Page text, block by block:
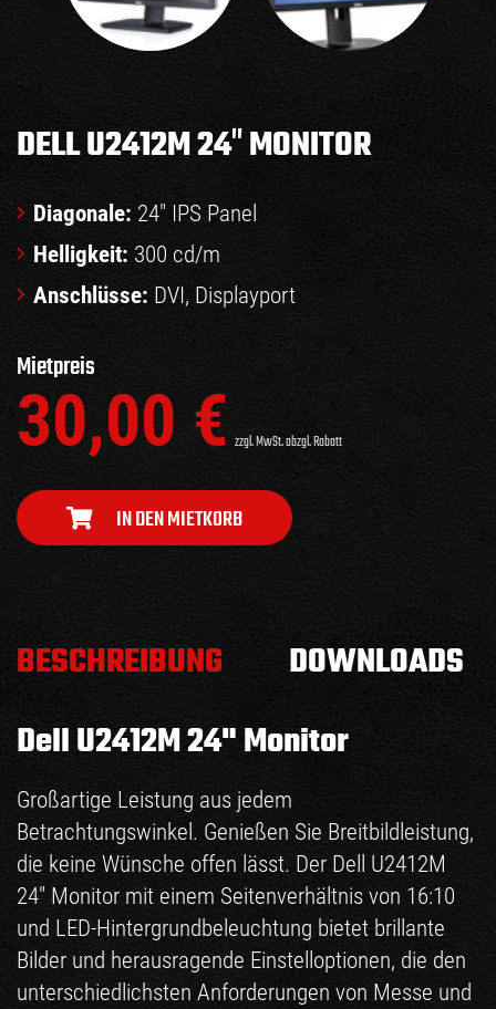
DELL U2412M 24″ MONITOR
Diagonale: 24″ IPS Panel
Helligkeit: 300 cd/m
Anschlüsse: DVI, Displayport
Mietpreis
30,00 € zzgl. MwSt. abzgl. Rabatt
IN DEN MIETKORB
BESCHREIBUNG
DOWNLOADS
Dell U2412M 24" Monitor
Großartige Leistung aus jedem
Betrachtungswinkel. Genießen Sie Breitbildleistung,
die keine Wünsche offen lässt. Der Dell U2412M
24" Monitor mit einem Seitenverhältnis von 16:10
und LED-Hintergrundbeleuchtung bietet brillante
Bilder und herausragende Einstelloptionen, die den
unterschiedlichsten Anforderungen von Messe und